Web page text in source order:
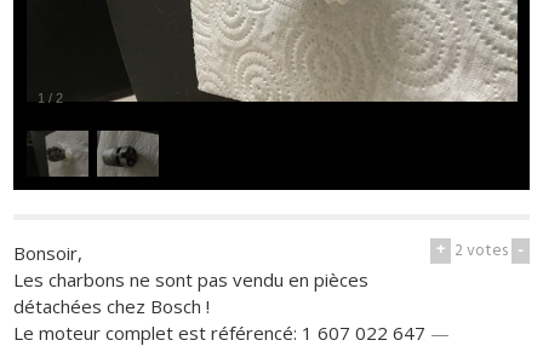
1 /2
+ 2votes -
Bonsoir,
Les charbons ne sont pas vendu en pièces
détachées chez Bosch !
Le moteur complet est référencé: 1 607 022 647 —